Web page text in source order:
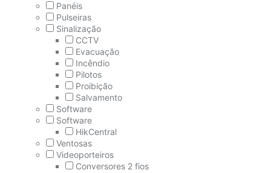
Panéis
Pulseiras
Sinalização
CCTV
Evacuação
Incêndio
Pilotos
Proibição
Salvamento
Software
Software
HikCentral
Ventosas
Videoporteiros
Conversores 2 fios